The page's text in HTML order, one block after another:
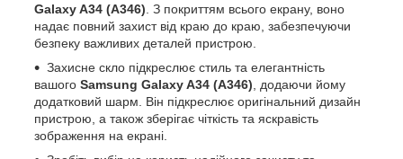
Galaxy A34 (A346) . З покриттям всього екрану, воно
надає повний захист від краю до краю, забезпечуючи
безпеку важливих деталей пристрою.
Захисне скло підкреслює стиль та елегантність
вашого Samsung Galaxy A34 (A346) , додаючи йому
додатковий шарм. Він підкреслює оригінальний дизайн
пристрою, а також зберігає чіткість та яскравість
зображення на екрані.